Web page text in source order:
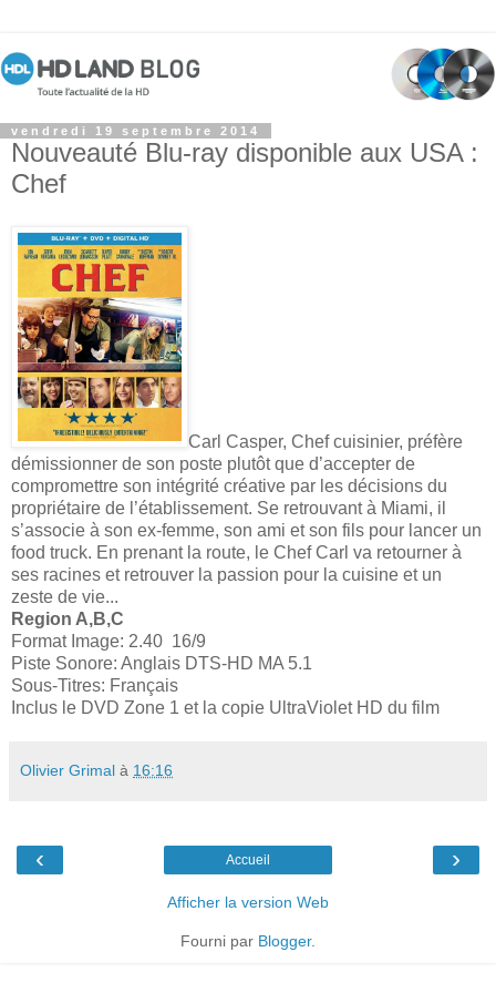
vendredi 19 septembre 2014
Nouveauté Blu-ray disponible aux USA :
Chef
Carl Casper, Chef cuisinier, préfère
démissionner de son poste plutôt que d’accepter de
compromettre son intégrité créative par les décisions du
propriétaire de l’établissement. Se retrouvant à Miami, il
s’associe à son ex-femme, son ami et son fils pour lancer un
food truck. En prenant la route, le Chef Carl va retourner à
ses racines et retrouver la passion pour la cuisine et un
zeste de vie...
Region A,B,C
Format Image: 2.40 16/9
Piste Sonore: Anglais DTS-HD MA 5.1
Sous-Titres: Français
Inclus le DVD Zone 1 et la copie UltraViolet HD du film
Olivier Grimal à 16:16
‹ ›
Accueil
Afficher la version Web
Fourni par Blogger.